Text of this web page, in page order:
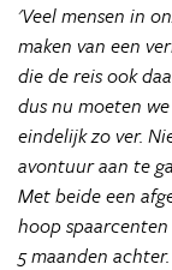
'Veel mensen in
maken van een
die de reis ook
dus nu moeten
eindelijk zo ver.
avontuur aan te
Met beide een
hoop
5 maanden